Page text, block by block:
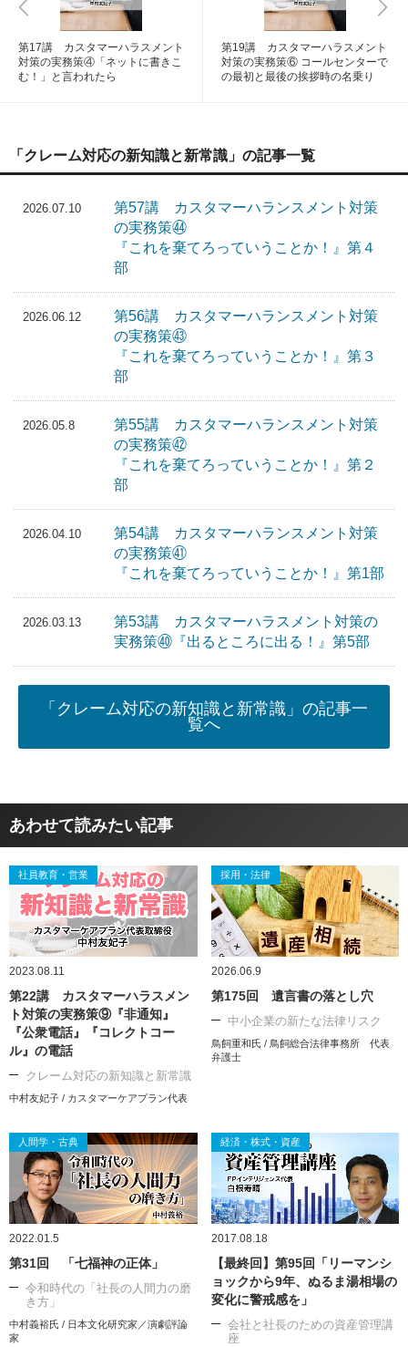
第17講 カスタマーハラスメント
対策の実務策④「ネットに書きこ
む！」と言われたら
第19講 カスタマーハラスメント
対策の実務策⑥ コールセンターで
の最初と最後の挨拶時の名乗り
「クレーム対応の新知識と新常識」の記事一覧
2026.07.10
第57講 カスタマーハランスメント対策
の実務策㊹
『これを棄てろっていうことか！』第４
部
2026.06.12
第56講 カスタマーハランスメント対策
の実務策㊸
『これを棄てろっていうことか！』第３
部
2026.05.8
第55講 カスタマーハランスメント対策
の実務策㊷
『これを棄てろっていうことか！』第２
部
2026.04.10
第54講 カスタマーハランスメント対策
の実務策㊶
『これを棄てろっていうことか！』第1部
2026.03.13
第53講 カスタマーハラスメント対策の
実務策㊵『出るところに出る！』第5部
「クレーム対応の新知識と新常識」の記事一
覧へ
あわせて読みたい記事
社員教育・営業
2023.08.11
第22講 カスタマーハラスメン
ト対策の実務策⑨『非通知』
『公衆電話』『コレクトコー
ル』の電話
クレーム対応の新知識と新常識
中村友妃子 / カスタマーケアプラン代表
採用・法律
2026.06.9
第175回 遺言書の落とし穴
中小企業の新たな法律リスク
鳥飼重和氏 / 鳥飼総合法律事務所 代表
弁護士
人間学・古典
2022.01.5
第31回 「七福神の正体」
令和時代の「社長の人間力の磨
き方」
中村義裕氏 / 日本文化研究家／演劇評論
家
経済・株式・資産
2017.08.18
【最終回】第95回「リーマンシ
ョックから9年、ぬるま湯相場の
変化に警戒感を」
会社と社長のための資産管理講
座